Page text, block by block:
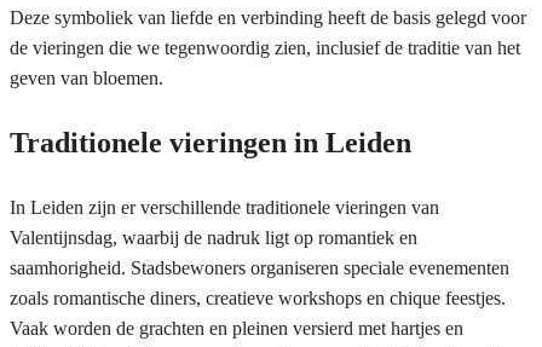
Deze symboliek van liefde en verbinding heeft de basis gelegd voor
de vieringen die we tegenwoordig zien, inclusief de traditie van het
geven van bloemen.
Traditionele vieringen in Leiden
In Leiden zijn er verschillende traditionele vieringen van
Valentijnsdag, waarbij de nadruk ligt op romantiek en
saamhorigheid. Stadsbewoners organiseren speciale evenementen
zoals romantische diners, creatieve workshops en chique feestjes.
Vaak worden de grachten en pleinen versierd met hartjes en